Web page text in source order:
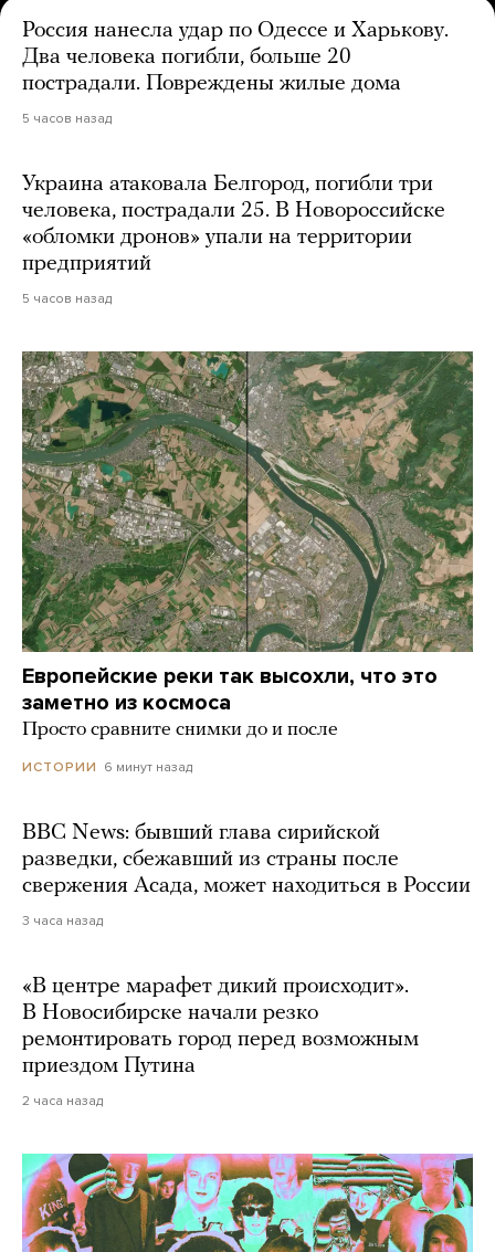
Россия нанесла удар по Одессе и Харькову.
Два человека погибли, больше 20
пострадали. Повреждены жилые дома
5 часов назад
Украина атаковала Белгород, погибли три
человека, пострадали 25. В Новороссийске
«обломки дронов» упали на территории
предприятий
5 часов назад
Европейские реки так высохли, что это
заметно из космоса
Просто сравните снимки до и после
ИСТОРИИ 6 минут назад
BBC News: бывший глава сирийской
разведки, сбежавший из страны после
свержения Асада, может находиться в России
3 часа назад
«В центре марафет дикий происходит».
В Новосибирске начали резко
ремонтировать город перед возможным
приездом Путина
2 часа назад